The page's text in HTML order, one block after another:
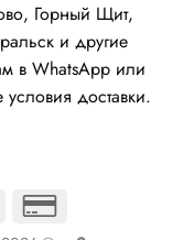
Горный Щит,
и другие
в WhatsApp или
доставки.
Credit